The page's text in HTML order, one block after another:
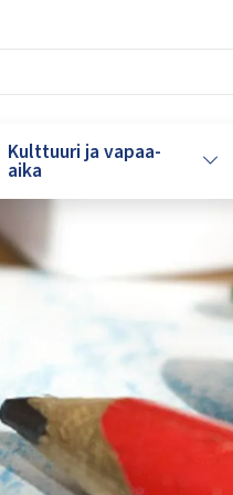
alasvetovalikkoa
Kulttuuri ja vapaa-
aika